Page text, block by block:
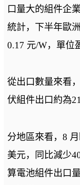
口量大的組件企
統計，下半年歐
0.17 元/W，單位
從出口數量來看
伏組件出口約為
分地區來看，8
美元，同比減少
算電池組件出口